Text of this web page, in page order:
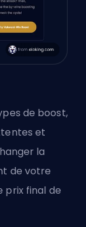
de boost,
et
la
de votre
prix final de